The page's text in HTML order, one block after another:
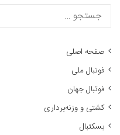
صفحه اصلی
فوتبال ملی
فوتبال جهان
کشتی و وزنه‌برداری
بسکتبال